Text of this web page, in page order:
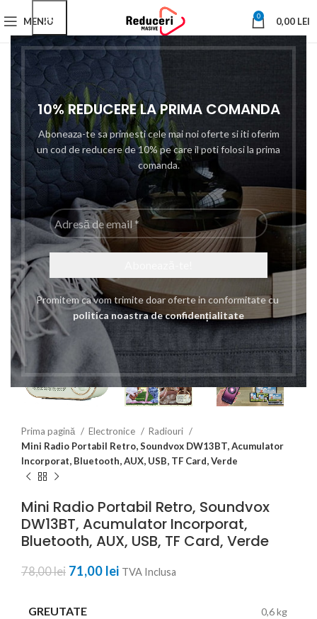
10% REDUCERE LA PRIMA COMANDA
Aboneaza-te sa primesti cele mai noi oferte si iti oferim
un cod de reducere de 10% pe care il poti folosi la prima
comanda.
Adresă
de
email
*
Promitem ca vom trimite doar oferte in conformitate cu
politica noastra de confidențialitate
MENIU 0 0,00 LEI
Click to enlarge
Prima pagină Electronice
Radiouri
Mini Radio Portabil Retro, Soundvox DW13BT, Acumulator
Incorporat, Bluetooth, AUX, USB, TF Card, Verde
Mini Radio Portabil Retro, Soundvox
DW13BT, Acumulator Incorporat,
Bluetooth, AUX, USB, TF Card, Verde
78,00lei Prețul inițial a fost: 78,00 lei.
71,00 lei Prețul curent este: 71,00 lei.
TVA Inclusa
GREUTATE 0,6 kg